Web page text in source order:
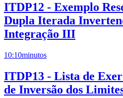
ITDP12 - Exemplo
Dupla Iterada
Integração III
10:10minutos
ITDP13 - Lista de
de Inversão dos